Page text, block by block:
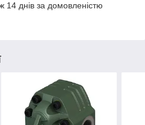
днів за домовленістю